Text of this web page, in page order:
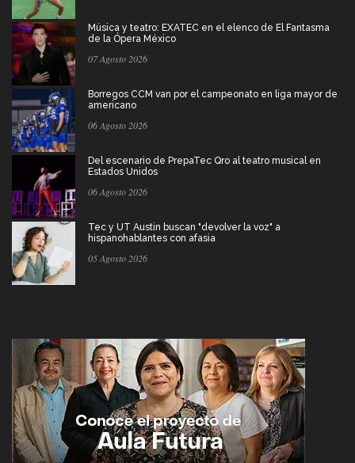
Música y teatro: EXATEC en el elenco de El Fantasma
de la Ópera México
07 Agosto 2026
Borregos CCM van por el campeonato en liga mayor de
americano
06 Agosto 2026
Del escenario de PrepaTec Qro al teatro musical en
Estados Unidos
06 Agosto 2026
Tec y UT Austin buscan "devolver la voz" a
hispanohablantes con afasia
05 Agosto 2026